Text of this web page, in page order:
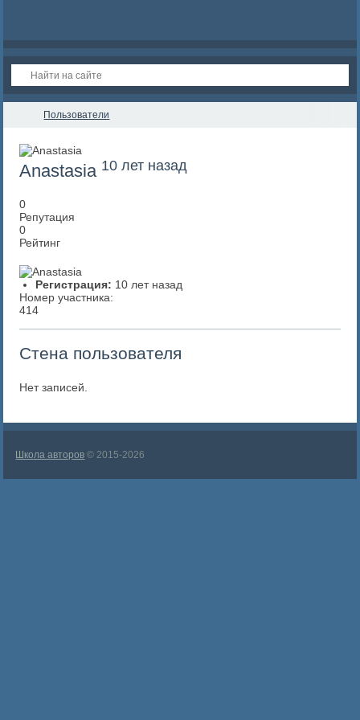
Пользователи
Anastasia 10 лет назад
0
Репутация
0
Рейтинг
Регистрация: 10 лет назад
Номер участника:
414
Стена пользователя
Нет записей.
Школа авторов © 2015-2026